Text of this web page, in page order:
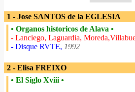
1 - Jose SANTOS de la EGLESIA
• Organos historicos de Alava •
- Lanciego, Laguardia,
- Disque RVTE, 1992
2 - Elisa FREIXO
• El Siglo Xviii •